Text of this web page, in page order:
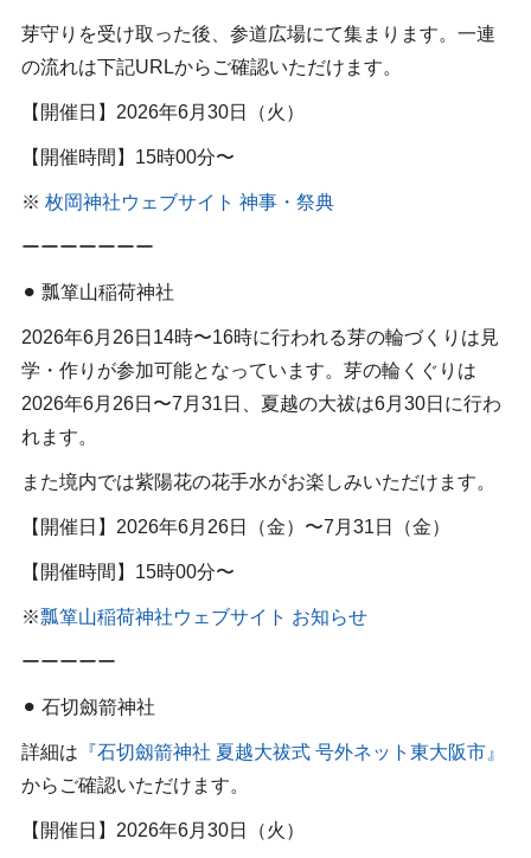
芽守りを受け取った後、参道広場にて集まります。一連
の流れは下記URLからご確認いただけます。
【開催日】2026年6月30日（火）
【開催時間】15時00分〜
※ 枚岡神社ウェブサイト 神事・祭典
ーーーーーーー
⚫︎ 瓢箪山稲荷神社
2026年6月26日14時〜16時に行われる芽の輪づくりは見
学・作りが参加可能となっています。芽の輪くぐりは
2026年6月26日〜7月31日、夏越の大祓は6月30日に行わ
れます。
また境内では紫陽花の花手水がお楽しみいただけます。
【開催日】2026年6月26日（金）〜7月31日（金）
【開催時間】15時00分〜
※瓢箪山稲荷神社ウェブサイト お知らせ
ーーーーー
⚫︎ 石切劔箭神社
詳細は 『石切劔箭神社 夏越大祓式 号外ネット東大阪市』
からご確認いただけます。
【開催日】2026年6月30日（火）